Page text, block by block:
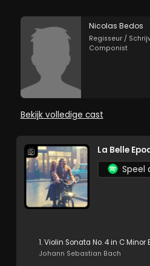
Nicolas Bedos
Regisseur /
Componist
Bekijk volledige cast
La Belle
Speel
1. Violin Sonata No. 4 in C Minor
Johann Sebastian Bach